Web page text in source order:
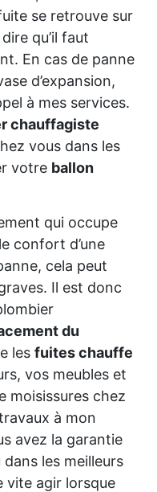
se retrouve sur
qu’il faut
En cas de panne
d’expansion,
à mes services.
chauffagiste
vous dans les
votre ballon
qui occupe
confort d’une
cela peut
Il est donc
du
les fuites chauffe
vos meubles et
moisissures chez
à mon
avez la garantie
les meilleurs
vite agir lorsque